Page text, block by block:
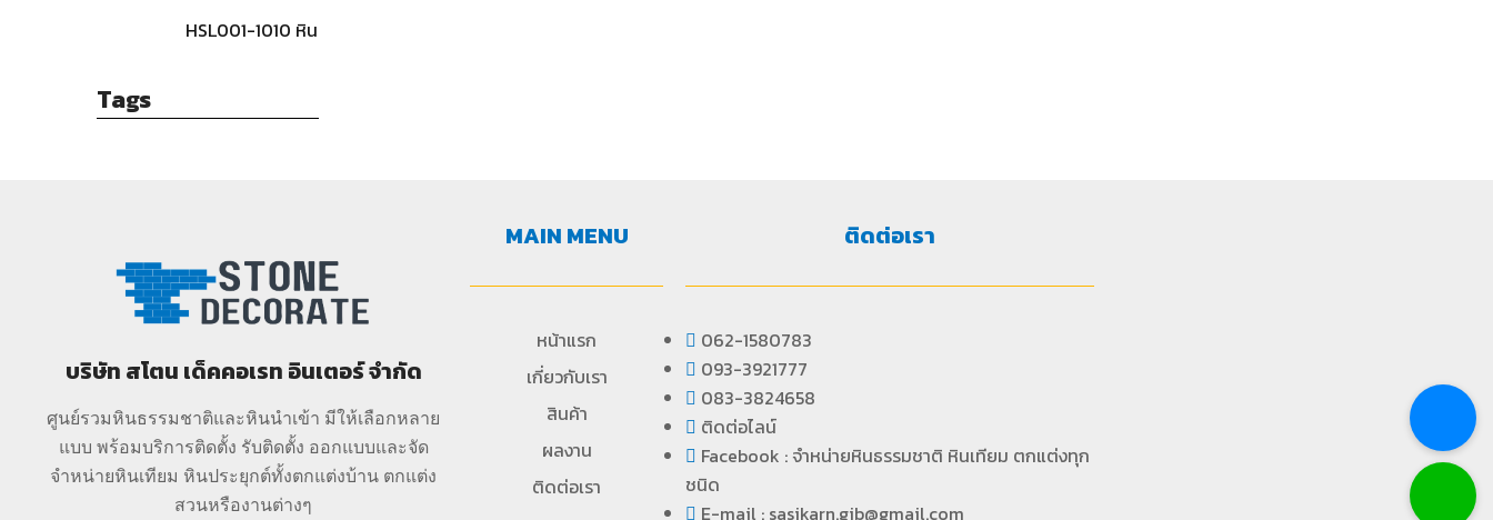
สีดำ
HSL001-1010 หิน
Tags
บริษัท สโตน เด็คคอเรท อินเตอร์ จำกัด
ศูนย์รวมหินธรรมชาติและหินนำเข้า มีให้เลือกหลาย
แบบ พร้อมบริการติดตั้ง รับติดตั้ง ออกแบบและจัด
จำหน่ายหินเทียม หินประยุกต์ทั้งตกแต่งบ้าน ตกแต่ง
สวนหรืองานต่างๆ
MAIN MENU
หน้าแรก
เกี่ยวกับเรา
สินค้า
ผลงาน
ติดต่อเรา
ติดต่อเรา
062-1580783
093-3921777
083-3824658
ติดต่อไลน์
Facebook : จำหน่ายหินธรรมชาติ หินเทียม ตกแต่งทุก
ชนิด
E-mail : sasikarn.gib@gmail.com